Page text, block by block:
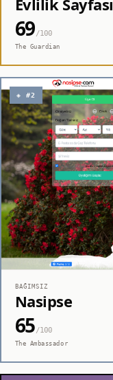
69/100
The Guardian
◈ #2
BAĞIMSIZ
Nasipse
65/100
The Ambassador